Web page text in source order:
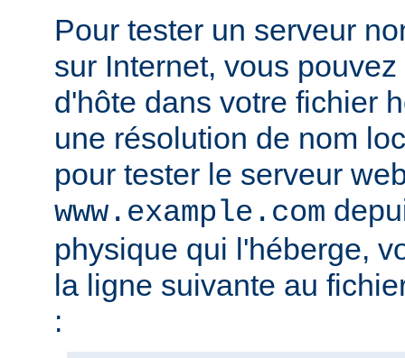
Pour tester un serveur
sur Internet, vous
d'hôte dans votre fichier
une résolution de nom
pour tester le serveur
www.example.com
physique qui l'héberge,
la ligne suivante au
: